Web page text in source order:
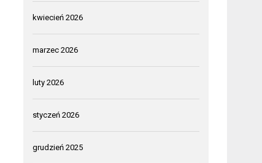
kwiecień 2026
marzec 2026
luty 2026
styczeń 2026
grudzień 2025